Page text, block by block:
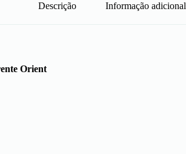
Descrição Informação adicional
Orient